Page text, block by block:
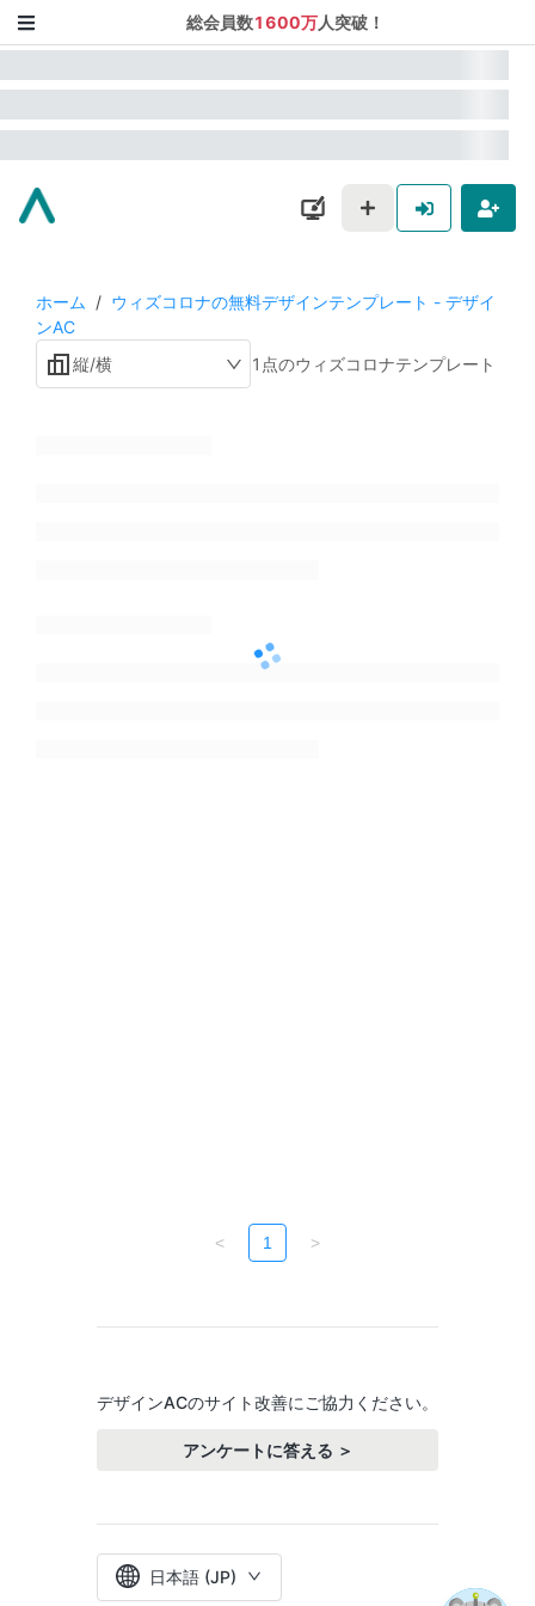
総会員数1600万人突破！
ホーム / ウィズコロナの無料デザインテンプレート - デザイ
ンAC
縦/横
1点のウィズコロナテンプレート
< 1 >
デザインACのサイト改善にご協力ください。
アンケートに答える ＞
日本語 (JP)